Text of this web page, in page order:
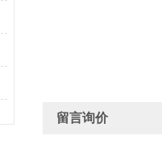
留言询价